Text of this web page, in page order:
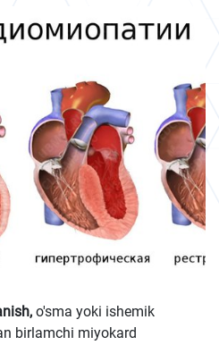
o'sma yoki ishemik
birlamchi miyokard